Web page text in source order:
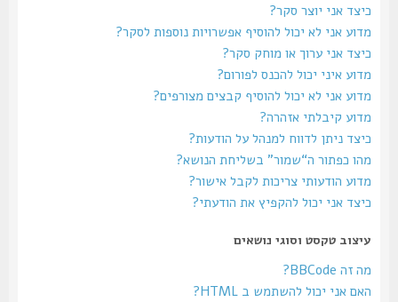
כיצד אני יוצר סקר?
מדוע אני לא יכול להוסיף אפשרויות נוספות לסקר?
כיצד אני ערוך או מוחק סקר?
מדוע איני יכול להכנס לפורום?
מדוע אני לא יכול להוסיף קבצים מצורפים?
מדוע קיבלתי אזהרה?
כיצד ניתן לדווח למנהל על הודעות?
מהו כפתור ה“שמור” בשליחת הנושא?
מדוע הודעותי צריכות לקבל אישור?
כיצד אני יכול להקפיץ את הודעתי?
עיצוב טקסט וסוגי נושאים
מה זה BBCode?
האם אני יכול להשתמש ב HTML?